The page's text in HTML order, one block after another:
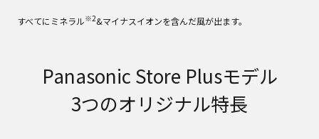
すべてにミネラル※2&マイナスイオンを含んだ風が出ます。
Panasonic Store Plusモデル
3つのオリジナル特長